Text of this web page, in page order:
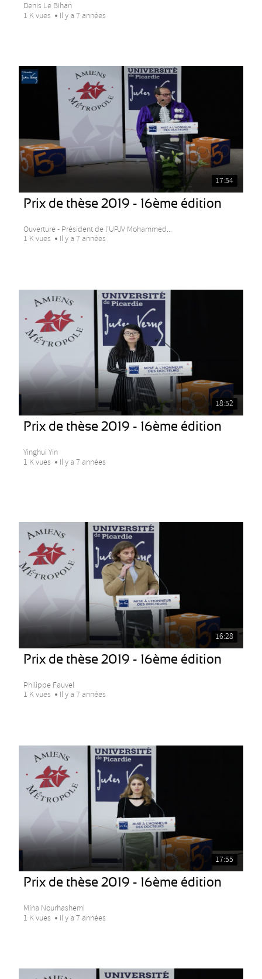
Denis Le Bihan
1 K vues
Il y a 7 années
17:54
Prix de thèse 2019 - 16ème édition
Ouverture - Président de l’UPJV Mohammed...
1 K vues
Il y a 7 années
18:52
Prix de thèse 2019 - 16ème édition
Yinghui Yin
1 K vues
Il y a 7 années
16:28
Prix de thèse 2019 - 16ème édition
Philippe Fauvel
1 K vues
Il y a 7 années
17:55
Prix de thèse 2019 - 16ème édition
Mina Nourhashemi
1 K vues
Il y a 7 années